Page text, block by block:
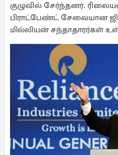
குழுவில் சேர்ந்தனர்.
பிராட்பேண்ட் சேவையான
மில்லியன் சந்தாதாரர்கள்